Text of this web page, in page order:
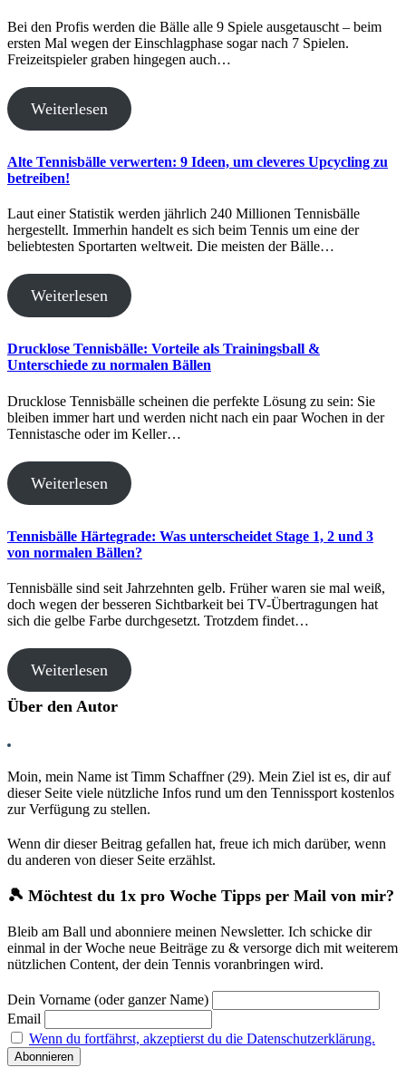
Bei den Profis werden die Bälle alle 9 Spiele ausgetauscht – beim
ersten Mal wegen der Einschlagphase sogar nach 7 Spielen.
Freizeitspieler graben hingegen auch…
Weiterlesen
Alte Tennisbälle verwerten: 9 Ideen, um cleveres Upcycling zu
betreiben!
Laut einer Statistik werden jährlich 240 Millionen Tennisbälle
hergestellt. Immerhin handelt es sich beim Tennis um eine der
beliebtesten Sportarten weltweit. Die meisten der Bälle…
Weiterlesen
Drucklose Tennisbälle: Vorteile als Trainingsball &
Unterschiede zu normalen Bällen
Drucklose Tennisbälle scheinen die perfekte Lösung zu sein: Sie
bleiben immer hart und werden nicht nach ein paar Wochen in der
Tennistasche oder im Keller…
Weiterlesen
Tennisbälle Härtegrade: Was unterscheidet Stage 1, 2 und 3
von normalen Bällen?
Tennisbälle sind seit Jahrzehnten gelb. Früher waren sie mal weiß,
doch wegen der besseren Sichtbarkeit bei TV-Übertragungen hat
sich die gelbe Farbe durchgesetzt. Trotzdem findet…
Weiterlesen
Über den Autor
Moin, mein Name ist Timm Schaffner (29). Mein Ziel ist es, dir auf
dieser Seite viele nützliche Infos rund um den Tennissport kostenlos
zur Verfügung zu stellen.
Wenn dir dieser Beitrag gefallen hat, freue ich mich darüber, wenn
du anderen von dieser Seite erzählst.
🎾 Möchtest du 1x pro Woche Tipps per Mail von mir?
Bleib am Ball und abonniere meinen Newsletter. Ich schicke dir
einmal in der Woche neue Beiträge zu & versorge dich mit weiterem
nützlichen Content, der dein Tennis voranbringen wird.
Dein Vorname (oder ganzer Name)
Email
Wenn du fortfährst, akzeptierst du die Datenschutzerklärung.